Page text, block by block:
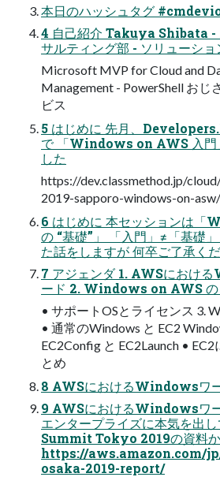
本日のハッシュタグ
4 自己紹介 Takuya Shibata -
サルティング部 - ソリューシ
Microsoft MVP for Cloud and
Management - PowerShell おじ
ビス
5 はじめに 先月、
で 「Windows on AWS 入門
した
https://dev.classmethod.jp/
2019-sapporo-windows-on-asw/
6 はじめに 本セッションは
の “基礎”」 「入門」≠「基礎
た話をしますが 何卒ご了承く
7 アジェンダ 1. AWSにおけ
ード 2. Windows on AWS の
• サポートOSとライセンス 3.
• 通常のWindows と EC2
EC2Config と EC2Launch • EC2
とめ
8 AWSにおけるWindowsワ
9 AWSにおけるWindowsワー
エンタープライズに本気を出
Summit Tokyo 2019の資料
https://aws.amazon.com/
osaka-2019-report/